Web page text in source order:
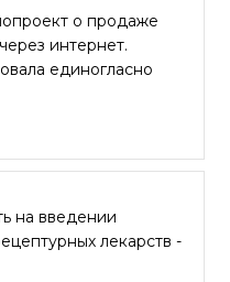
о продаже
интернет.
единогласно
на введении
лекарств -